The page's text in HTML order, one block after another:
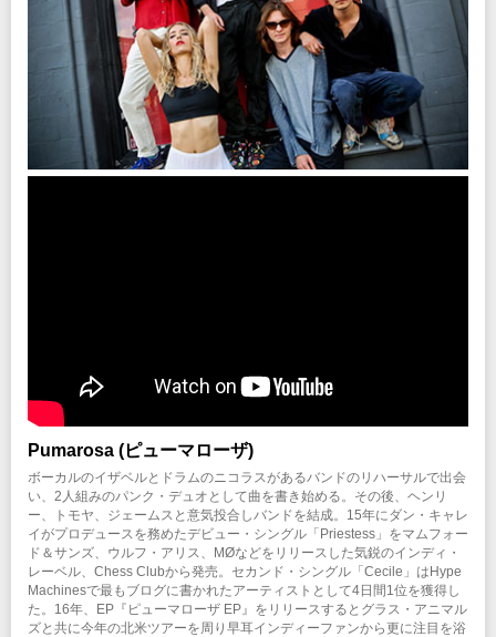
Pumarosa (ピューマローザ)
ボーカルのイザベルとドラムのニコラスがあるバンドのリハーサルで出会
い、2人組みのパンク・デュオとして曲を書き始める。その後、ヘンリ
ー、トモヤ、ジェームスと意気投合しバンドを結成。15年にダン・キャレ
イがプロデュースを務めたデビュー・シングル「Priestess」をマムフォー
ド＆サンズ、ウルフ・アリス、MØなどをリリースした気鋭のインディ・
レーベル、Chess Clubから発売。セカンド・シングル「Cecile」はHype
Machinesで最もブログに書かれたアーティストとして4日間1位を獲得し
た。16年、EP『ピューマローザ EP』をリリースするとグラス・アニマル
ズと共に今年の北米ツアーを周り早耳インディーファンから更に注目を浴